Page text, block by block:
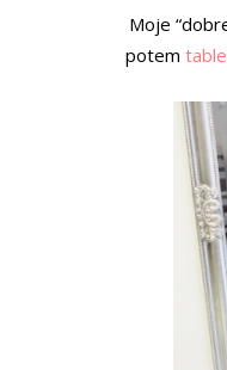
Moje
potem